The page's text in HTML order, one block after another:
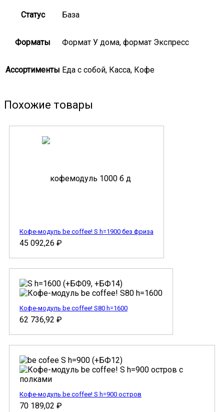
Статус База
Форматы Формат У дома, формат Экспресс
Ассортименты Еда с собой, Касса, Кофе
Похожие товары
Кофе-модуль be coffee! S h=1900 без фриза
45 092,26 ₽
Кофе-модуль be coffee! S80 h=1600
62 736,92 ₽
Кофе-модуль be coffee! S h=900 остров
70 189,02 ₽